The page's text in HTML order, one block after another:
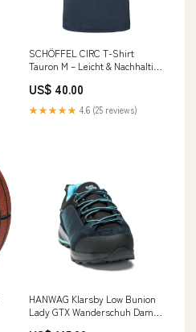
SCHÖFFEL CIRC T-Shirt
Tauron M – Leicht & Nachhaltig
US$ 40.00
★★★★★ 4.6 (25 reviews)
HANWAG Klarsby Low Bunion
Lady GTX Wanderschuh Damen